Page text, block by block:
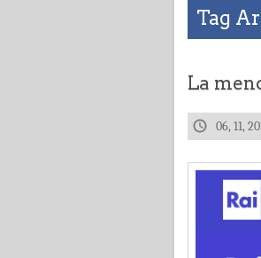
Tag
La
06, 11,